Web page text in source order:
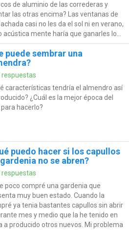
de aluminio de las correderas y
las otras encima? Las ventanas de
casi no les da el sol ni en verano,
acústica mente haría que ganarles lo...
puede sembrar una
respuestas
características tendría el almendro así
¿Cuál es la mejor época del
hacerlo?
puedo hacer si los capullos
no se abren?
respuestas
poco compré una gardenia que
muy buen estado. Cuando la
ya tenia bastantes capullos sin abrir
mes y medio que la he tenido en
a producido otros nuevos. Mi problema